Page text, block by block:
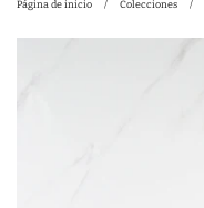
Página de inicio / Colecciones /